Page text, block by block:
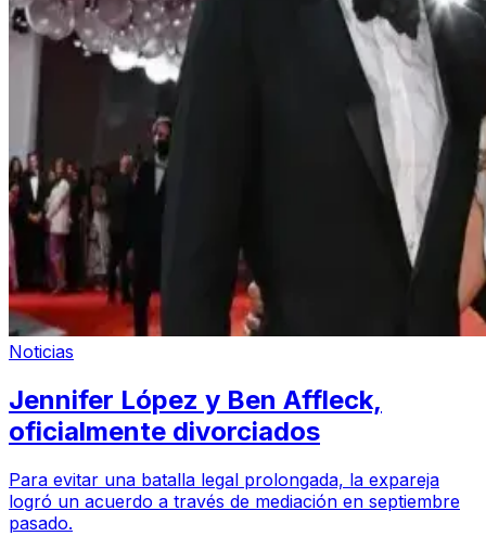
Noticias
Jennifer López y Ben Affleck,
oficialmente divorciados
Para evitar una batalla legal prolongada, la expareja
logró un acuerdo a través de mediación en septiembre
pasado.